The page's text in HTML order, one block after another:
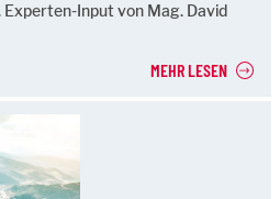
Input von Mag. David
MEHR LESEN